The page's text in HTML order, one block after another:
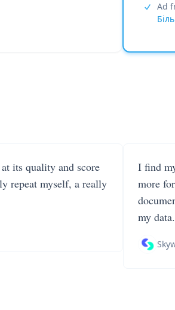
Ad
its quality and score
repeat myself, a really
I find
more
my data.